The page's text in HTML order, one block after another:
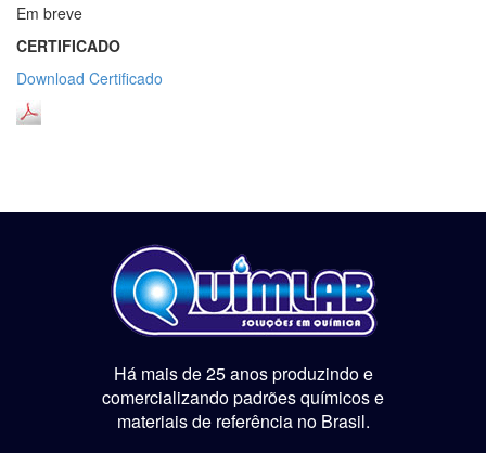
Em breve
CERTIFICADO
Download Certificado
Há mais de 25 anos produzindo e
comercializando padrões químicos e
materiais de referência no Brasil.